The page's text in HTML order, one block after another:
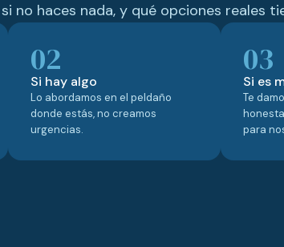
no haces nada, y qué opciones reales
02
Si hay algo
Lo abordamos en el peldaño
donde estás, no creamos
urgencias.
03
Si es
Te
para